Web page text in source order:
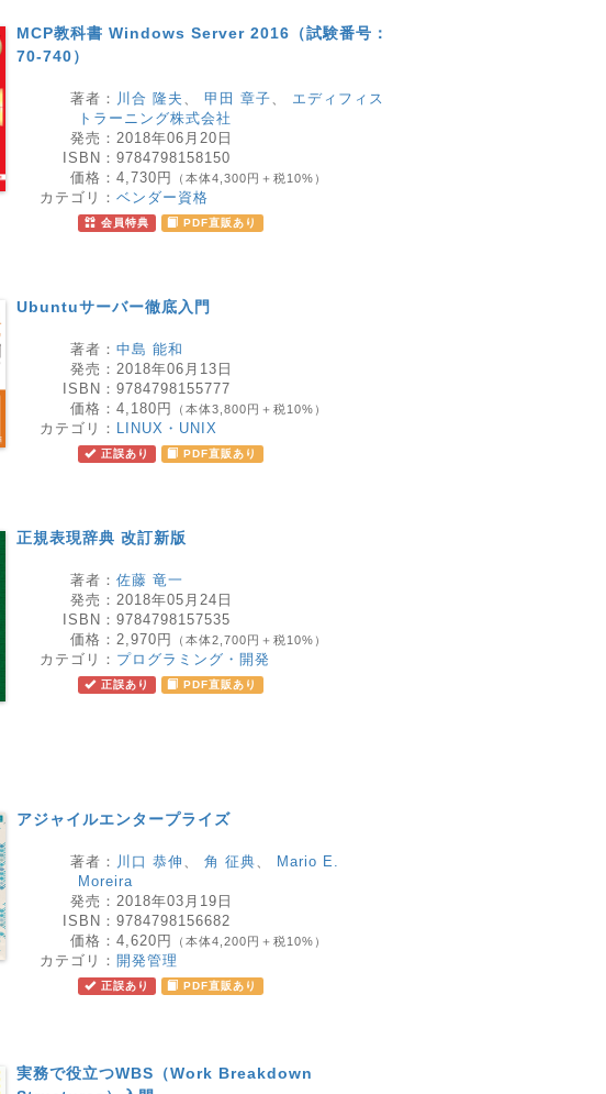
MCP教科書 Windows Server 2016（試験番号：
70-740）
著者： 川合 隆夫 、 甲田 章子、 エディフィス
トラーニング株式会社
発売： 2018年06月20日
ISBN： 9784798158150
価格： 4,730円 （本体4,300円＋税10%）
カテゴリ： ベンダー資格
会員特典 PDF直販あり
Ubuntuサーバー徹底入門
著者： 中島 能和
発売： 2018年06月13日
ISBN： 9784798155777
価格： 4,180円 （本体3,800円＋税10%）
カテゴリ： LINUX・UNIX
正誤あり PDF直販あり
正規表現辞典 改訂新版
著者： 佐藤 竜一
発売： 2018年05月24日
ISBN： 9784798157535
価格： 2,970円 （本体2,700円＋税10%）
カテゴリ： プログラミング・開発
正誤あり PDF直販あり
アジャイルエンタープライズ
著者： 川口 恭伸 、 角 征典、
Mario E.
Moreira
発売： 2018年03月19日
ISBN： 9784798156682
価格： 4,620円 （本体4,200円＋税10%）
カテゴリ： 開発管理
正誤あり PDF直販あり
実務で役立つWBS（Work Breakdown